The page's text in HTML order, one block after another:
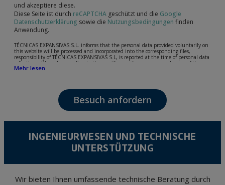
und akzeptiere diese.
Diese Seite ist durch reCAPTCHA geschützt und die Google
Datenschutzerklärung sowie die Nutzungsbedingungen finden
Anwendung.
TÉCNICAS EXPANSIVAS S.L. informs that the personal data provided voluntarily on
this website will be processed and incorporated into the corresponding files,
responsibility of TÉCNICAS EXPANSIVAS S.L, is reported at the time of personal data
collection, although, according to the specific case, its purpose may be any of the
following: attention to your referred request, complaint or question, established
The data in our files are strictly confidential and shall be treated with the utmost
confidentiality and shall comply with all the requirements provided for the General
Data Protection Regulation (GDPR) 2016.
According to Data Protection legislation, you are strongly advised not to send high-
encrypted. Should these details be sent, it is done so under your sole responsibility.
The user may at any time exercise their rights of access, rectification, cancellation
and opposition under the provisions of the General Data Protection Regulation
Portalada II | c/ Segador 13, 26006 | Logroño (La Rioja).
Mehr lesen
Besuch anfordern
INGENIEURWESEN UND TECHNISCHE
UNTERSTÜTZUNG
Wir bieten Ihnen umfassende technische Beratung durch